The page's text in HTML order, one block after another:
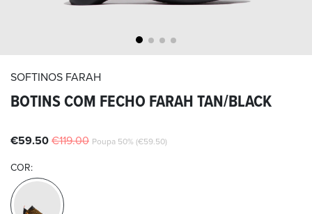
SOFTINOS FARAH
BOTINS COM FECHO FARAH TAN/BLACK
€59.50 €119.00 Poupa 50% (€59.50)
COR: